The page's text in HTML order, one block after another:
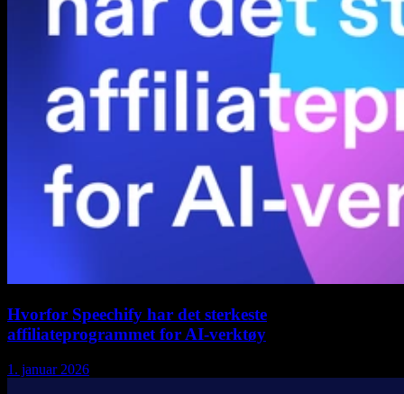
Hvorfor Speechify har det sterkeste
affiliateprogrammet for AI-verktøy
1. januar 2026